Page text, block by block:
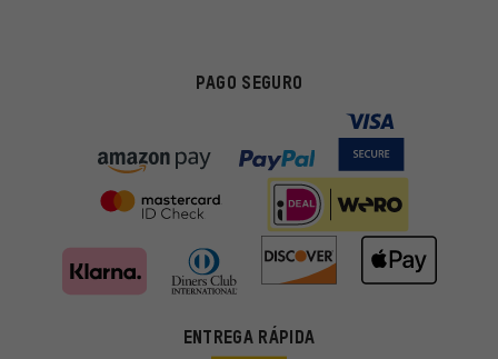
PAGO SEGURO
ENTREGA RÁPIDA
En lugar de publicidad al azar, obtendrás ofertas adecuadas para